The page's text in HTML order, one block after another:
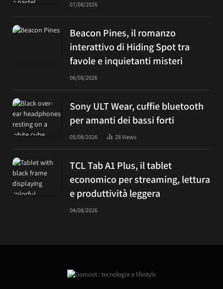
07/08/2026
Beacon Pines, il romanzo
interattivo di Hiding Spot tra
favole e inquietanti misteri
06/08/2026
Sony ULT Wear, cuffie bluetooth
per amanti dei bassi forti
05/08/2026 28Views
TCL Tab A1 Plus, il tablet
economico per streaming, lettura
e produttività leggera
04/08/2026